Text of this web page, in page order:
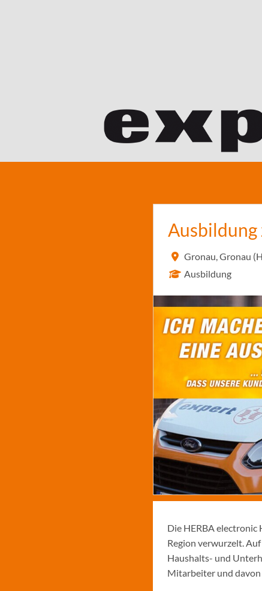
Gronau, Gronau
Ausbildung
Die HERBA electronic
Region verwurzelt.
Haushalts- und
Mitarbeiter und